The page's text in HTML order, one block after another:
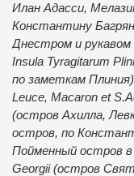
Илан Адасси,
Константину
Днестром и рукавом
Insula Tyragitarum
по заметкам
Leuce, Macaron et
(остров Ахилла,
остров, по
Пойменный остров
Georgii (остров